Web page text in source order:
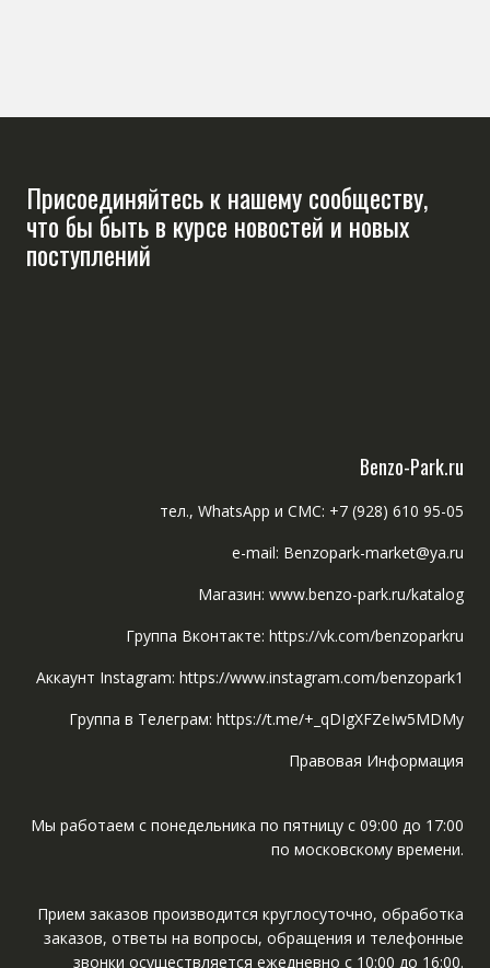
Присоединяйтесь к нашему сообществу,
что бы быть в курсе новостей и новых
поступлений
Benzo-Park.ru
тел., WhatsApp и СМС: +7 (928) 610 95-05
e-mail: Benzopark-market@ya.ru
Магазин: www.benzo-park.ru/katalog
Группа Вконтакте: https://vk.com/benzoparkru
Аккаунт Instagram: https://www.instagram.com/benzopark1
Группа в Телеграм: https://t.me/+_qDIgXFZeIw5MDMy
Правовая Информация
Мы работаем с понедельника по пятницу с 09:00 до 17:00
по московскому времени.
Прием заказов производится круглосуточно, обработка
заказов, ответы на вопросы, обращения и телефонные
звонки осуществляется ежедневно с 10:00 до 16:00.